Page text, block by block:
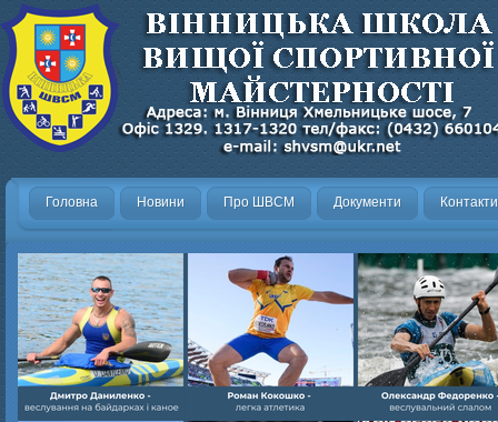
Головна Новини Про ШВСМ Документи Контакти